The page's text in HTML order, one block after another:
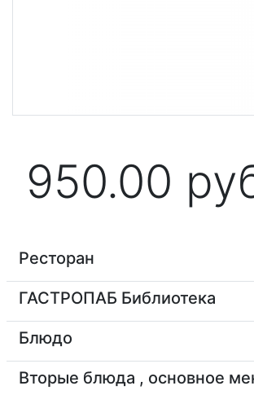
950.00
Ресторан
ГАСТРОПАБ Библиотека
Блюдо
Вторые блюда , основное